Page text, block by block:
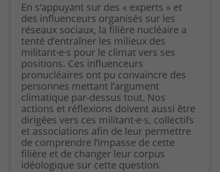
En s’appuyant sur des « experts » et
des influenceurs organisés sur les
réseaux sociaux, la filière nucléaire a
tenté d’entraîner les milieux des
militant·e·s pour le climat vers ses
positions. Ces influenceurs
pronucléaires ont pu convaincre des
personnes mettant l’argument
climatique par-dessus tout. Nos
actions et réflexions doivent aussi être
dirigées vers ces militant·e·s, collectifs
et associations afin de leur permettre
de comprendre l’impasse de cette
filière et de changer leur corpus
idéologique sur cette question.